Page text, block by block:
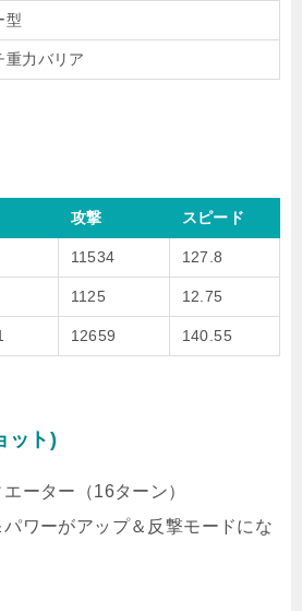
型
重力バリア
攻撃 スピード
11534 127.8
1125 12.75
12659 140.55
ット)
ーター（16ターン）
ワーがアップ＆反撃モードにな